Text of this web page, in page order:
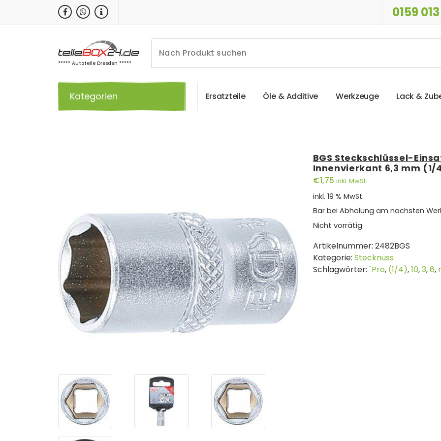
0159
***** Autoteile Dresden *****
Kategorien Ersatzteile Öle &Additive Werkzeuge Lack & Zub
BGS Steckschlüssel-
Innenvierkant 6,3 mm (1/
€1,75 inkl. MwSt.
inkl. 19 % MwSt.
Bar bei Abholung am nächsten
Nicht vorrätig
Artikelnummer: 2482BGS
Kategorie: Stecknuss
Schlagwörter: "Pro, (1/4),10,3,6,